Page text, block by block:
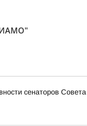
сенаторов